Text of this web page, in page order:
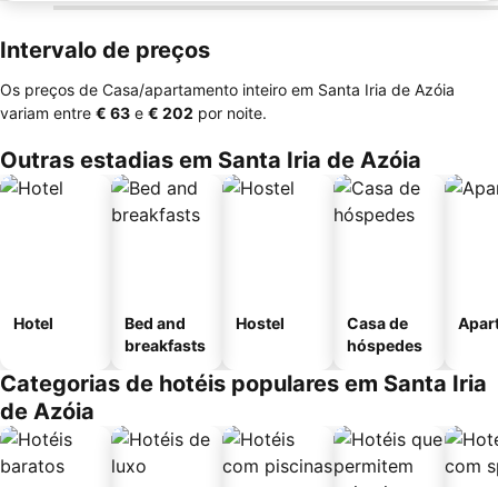
Intervalo de preços
Os preços de Casa/apartamento inteiro em Santa Iria de Azóia
variam entre ‎€ 63 e ‎€ 202 por noite.
Outras estadias em Santa Iria de Azóia
Hotel
Bed and
breakfasts
Hostel
Casa de
hóspedes
Categorias de hotéis populares em Santa Iria
de Azóia